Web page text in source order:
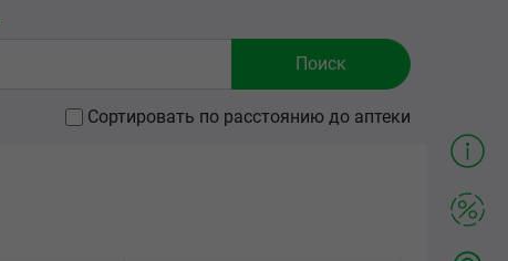
Сортировать по расстоянию до аптеки